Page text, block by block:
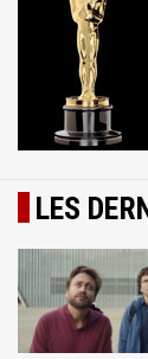
LES